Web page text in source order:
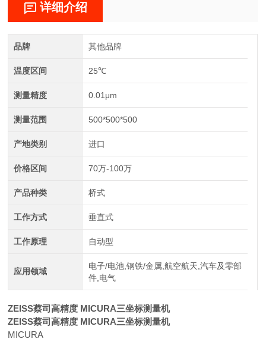
详细介绍
品牌 其他品牌
温度区间 25℃
测量精度 0.01μm
测量范围 500*500*500
产地类别 进口
价格区间 70万-100万
产品种类 桥式
工作方式 垂直式
工作原理 自动型
应用领域
电子/电池,钢铁/金属,航空航天,汽车及零部
件,电气
ZEISS蔡司高精度 MICURA三坐标测量机
ZEISS蔡司高精度 MICURA三坐标测量机
MICURA